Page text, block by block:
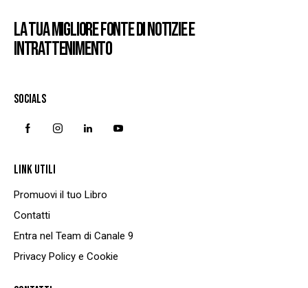
LA TUA MIGLIORE FONTE DI NOTIZIE E
INTRATTENIMENTO
SOCIALS
LINK UTILI
Promuovi il tuo Libro
Contatti
Entra nel Team di Canale 9
Privacy Policy e Cookie